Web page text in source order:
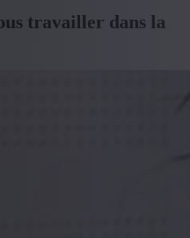
travailler dans la